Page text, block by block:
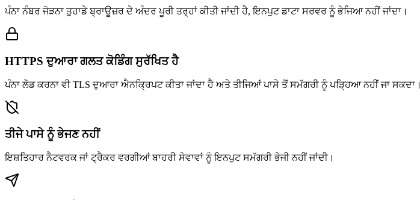
ਪੰਨਾ ਨੰਬਰ ਜੋੜਨਾ ਤੁਹਾਡੇ ਬ੍ਰਾਊਜ਼ਰ ਦੇ ਅੰਦਰ ਪੂਰੀ ਤਰ੍ਹਾਂ ਕੀਤੀ ਜਾਂਦੀ ਹੈ, ਇਨਪੁਟ ਡਾਟਾ ਸਰਵਰ ਨੂੰ ਭੇਜਿਆ ਨਹੀਂ ਜਾਂਦਾ।
HTTPS ਦੁਆਰਾ ਗਲਤ ਕੋਡਿੰਗ ਸੁਰੱਖਿਤ ਹੈ
ਪੰਨਾ ਲੋਡ ਕਰਨਾ ਵੀ TLS ਦੁਆਰਾ ਐਨਕ੍ਰਿਪਟ ਕੀਤਾ ਜਾਂਦਾ ਹੈ ਅਤੇ ਤੀਜਿਆਂ ਪਾਸੇ ਤੋਂ ਸਮੱਗਰੀ ਨੂੰ ਪੜ੍ਹਿਆ ਨਹੀਂ ਜਾ ਸਕਦਾ।
ਤੀਜੇ ਪਾਸੇ ਨੂੰ ਭੇਜਣ ਨਹੀਂ
ਇਸ਼ਤਿਹਾਰ ਨੈਟਵਰਕ ਜਾਂ ਟ੍ਰੈਕਰ ਵਰਗੀਆਂ ਬਾਹਰੀ ਸੇਵਾਵਾਂ ਨੂੰ ਇਨਪੁਟ ਸਮੱਗਰੀ ਭੇਜੀ ਨਹੀਂ ਜਾਂਦੀ।